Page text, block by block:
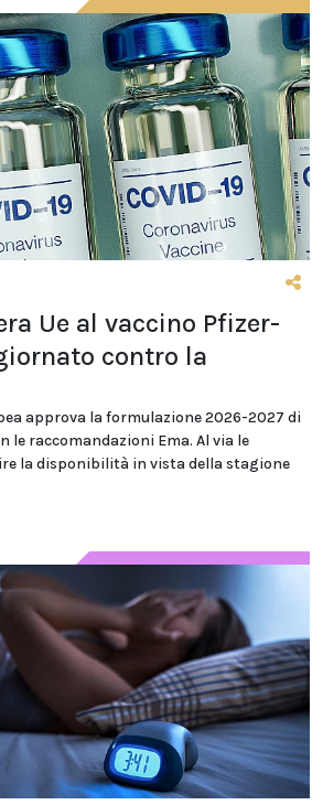
Ue al vaccino Pfizer-
contro la
approva la formulazione 2026-2027 di
le raccomandazioni Ema. Al via le
la disponibilità in vista della stagione